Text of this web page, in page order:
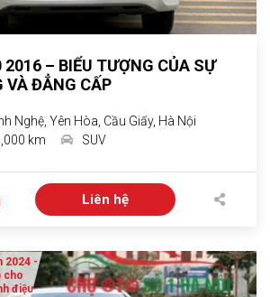
2016 – BIỂU TƯỢNG CỦA SỰ
VÀ ĐẲNG CẤP
Nghệ, Yên Hòa, Cầu Giấy, Hà Nội
km SUV
Liên hệ
2024 -
cho
điệu